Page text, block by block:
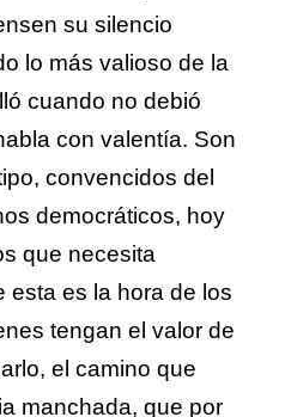
su silencio
lo más valioso de la
cuando no debió
con valentía. Son
convencidos del
democráticos, hoy
que necesita
esta es la hora de los
tengan el valor de
el camino que
manchada, que por